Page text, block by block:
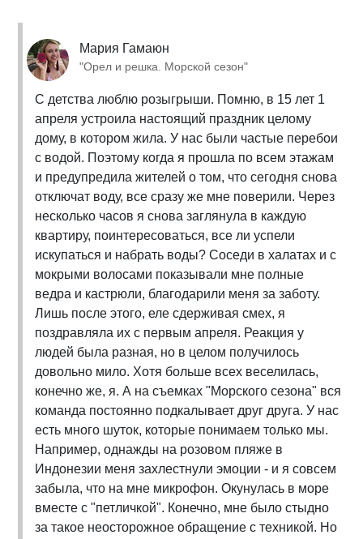
Мария Гамаюн
"Орел и решка. Морской сезон"
С детства люблю розыгрыши. Помню, в 15 лет 1
апреля устроила настоящий праздник целому
дому, в котором жила. У нас были частые перебои
с водой. Поэтому когда я прошла по всем этажам
и предупредила жителей о том, что сегодня снова
отключат воду, все сразу же мне поверили. Через
несколько часов я снова заглянула в каждую
квартиру, поинтересоваться, все ли успели
искупаться и набрать воды? Соседи в халатах и с
мокрыми волосами показывали мне полные
ведра и кастрюли, благодарили меня за заботу.
Лишь после этого, еле сдерживая смех, я
поздравляла их с первым апреля. Реакция у
людей была разная, но в целом получилось
довольно мило. Хотя больше всех веселилась,
конечно же, я. А на съемках "Морского сезона" вся
команда постоянно подкалывает друг друга. У нас
есть много шуток, которые понимаем только мы.
Например, однажды на розовом пляже в
Индонезии меня захлестнули эмоции - и я совсем
забыла, что на мне микрофон. Окунулась в море
вместе с "петличкой". Конечно, мне было стыдно
за такое неосторожное обращение с техникой. Но